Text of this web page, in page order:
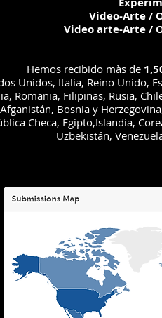
Video-Arte /
Video arte-Arte /
Hemos recibido màs de
Unidos, Italia, Reino Unido,
Romania, Filipinas, Rusia,
Bosnia y
Checa, Egipto,Islandia,
Uzbekistán,